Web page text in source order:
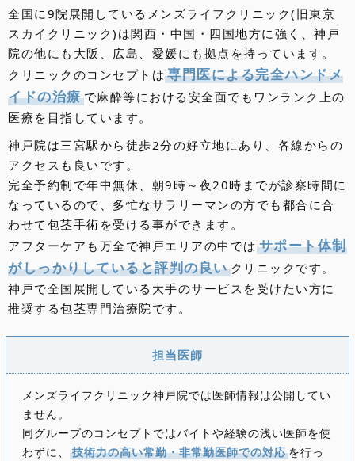
東京都のクリニック
埼玉県のクリニック
千葉県のクリニック
神奈川県のクリニック
群馬県のクリニック
栃木県のクリニック
茨城県のクリニック
東海・甲信越・北陸地方
愛知県のクリニック
静岡県のクリニック
岐阜県のクリニック
三重県のクリニック
新潟県のクリニック
山梨県のクリニック
長野県のクリニック
富山県のクリニック
石川県のクリニック
福井県のクリニック
近畿地方
大阪府のクリニック
京都府のクリニック
滋賀県のクリニック
兵庫県のクリニック
奈良県のクリニック
和歌山県のクリニック
中国・四国地方
九州・沖縄地方
福岡県のクリニック
佐賀県のクリニック
長崎県のクリニック
大分県のクリニック
熊本県のクリニック
宮崎県のクリニック
鹿児島県のクリニック
沖縄県のクリニック
全国に9院展開しているメンズライフクリニック(旧東京
スカイクリニック)は関西・中国・四国地方に強く、神戸
院の他にも大阪、広島、愛媛にも拠点を持っています。
クリニックのコンセプトは 専門医による完全ハンドメ
イドの治療で麻酔等における安全面でもワンランク上の
医療を目指しています。
神戸院は三宮駅から徒歩2分の好立地にあり、各線からの
アクセスも良いです。
完全予約制で年中無休、朝9時～夜20時までが診察時間に
なっているので、多忙なサラリーマンの方でも都合に合
わせて包茎手術を受ける事ができます。
アフターケアも万全で神戸エリアの中では サポート体制
がしっかりしていると評判の良いクリニックです。
神戸で全国展開している大手のサービスを受けたい方に
推奨する包茎専門治療院です。
担当医師
メンズライフクリニック神戸院では医師情報は公開してい
ません。
同グループのコンセプトではバイトや経験の浅い医師を使
わずに、
技術力の高い常勤・非常勤医師での対応を行っ